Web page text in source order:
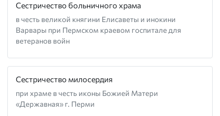
Сестричество больничного храма
в честь великой княгини Елисаветы и инокини
Варвары при Пермском краевом госпитале для
ветеранов войн
Сестричество милосердия
при храме в честь иконы Божией Матери
«Державная» г. Перми